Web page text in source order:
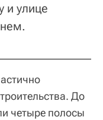
и улице
До
четыре полосы